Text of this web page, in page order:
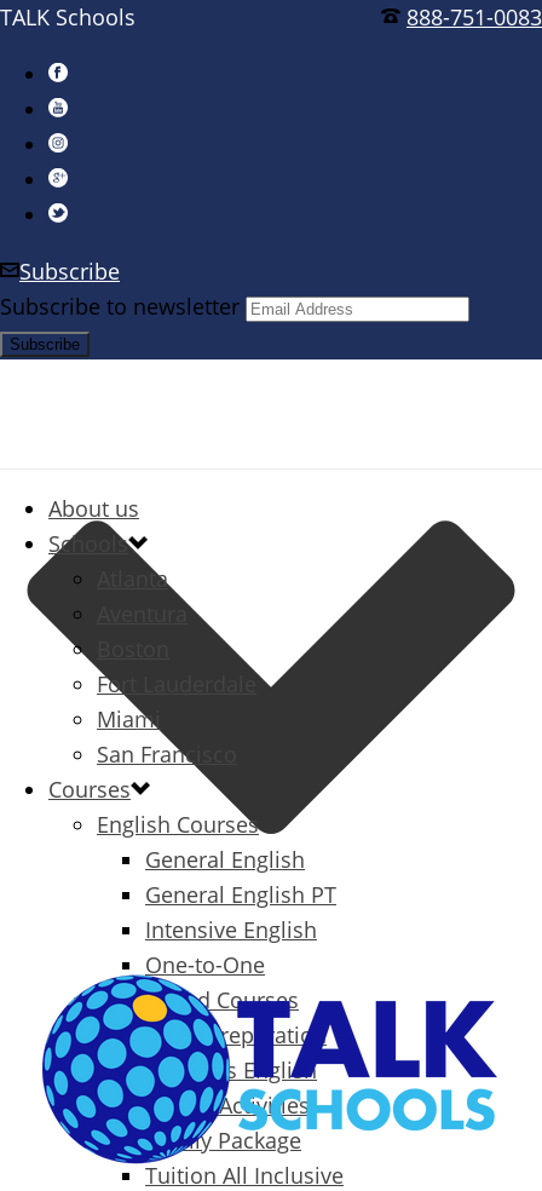
888-751-0083
TALK Schools
Subscribe
Subscribe to newsletter
About us
Schools
Atlanta
Aventura
Fort Lauderdale
Miami
San Francisco
Courses
English Courses
General English
General English PT
Intensive English
One-to-One
Specialized Courses
Exam Preparation
Business English
Packages & Activities
Family Package
Tuition All Inclusive